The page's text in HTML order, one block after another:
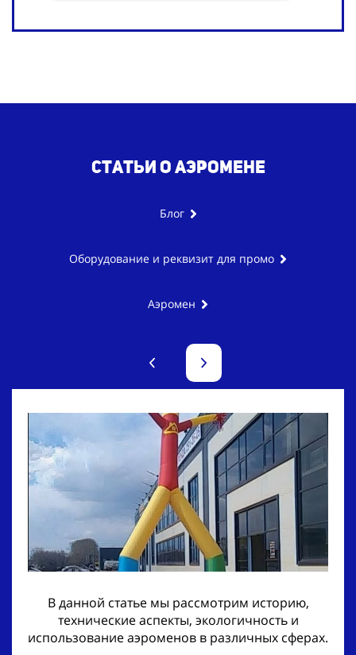
Статьи о аэромене
Блог
Оборудование и реквизит для промо
Аэромен
В данной статье мы рассмотрим историю,
технические аспекты, экологичность и
использование аэроменов в различных сферах.